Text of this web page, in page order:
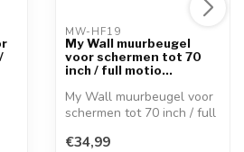
MW-HF19
My Wall muurbeugel
voor schermen tot 70
inch / full motio...
My Wall muurbeugel voor
schermen tot 70 inch / full
€34,99